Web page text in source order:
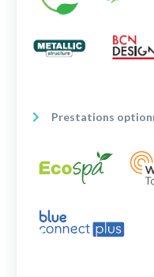
Prestations